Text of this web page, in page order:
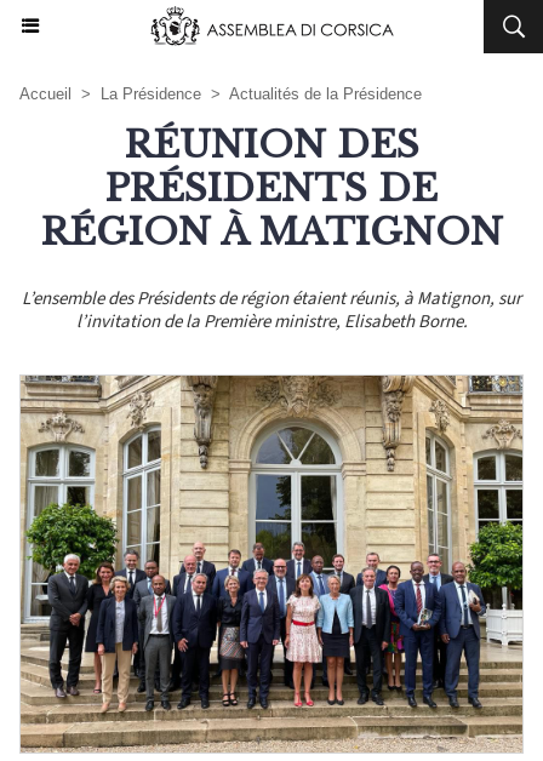
Accueil > La Présidence > Actualités de la Présidence
RÉUNION DES
PRÉSIDENTS DE
RÉGION À MATIGNON
L’ensemble des Présidents de région étaient réunis, à Matignon, sur
l’invitation de la Première ministre, Elisabeth Borne.